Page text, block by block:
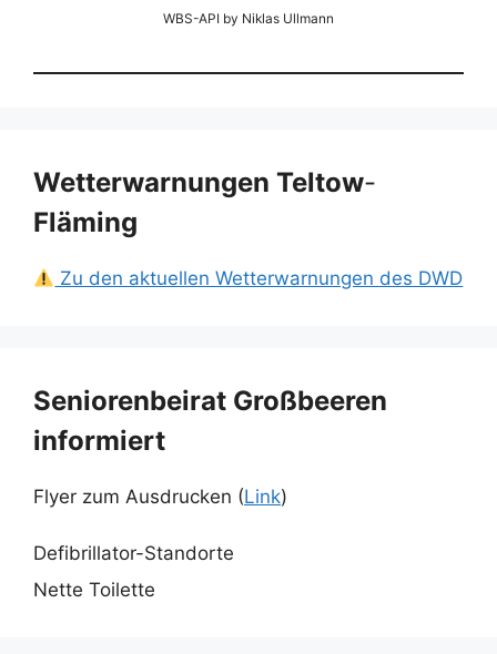
WBS-API by Niklas Ullmann
Wetterwarnungen Teltow-
Fläming
Zu den aktuellen Wetterwarnungen des DWD
Seniorenbeirat Großbeeren
informiert
Flyer zum Ausdrucken (Link)
Defibrillator-Standorte
Nette Toilette